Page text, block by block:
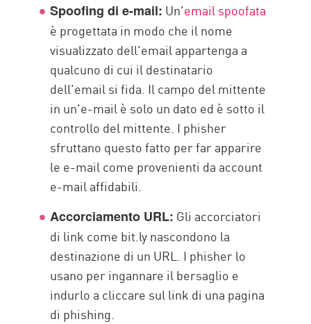
Spoofing di e-mail: Un'email spoofata
è progettata in modo che il nome
visualizzato dell'email appartenga a
qualcuno di cui il destinatario
dell'email si fida. Il campo del mittente
in un'e-mail è solo un dato ed è sotto il
controllo del mittente. I phisher
sfruttano questo fatto per far apparire
le e-mail come provenienti da account
e-mail affidabili.
Accorciamento URL: Gli accorciatori
di link come bit.ly nascondono la
destinazione di un URL. I phisher lo
usano per ingannare il bersaglio e
indurlo a cliccare sul link di una pagina
di phishing.